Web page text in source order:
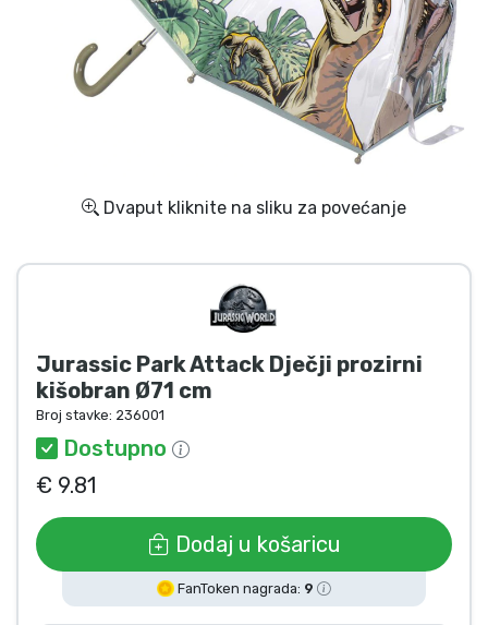
Dvaput kliknite na sliku za povećanje
Jurassic Park Attack Dječji prozirni
kišobran Ø71 cm
Broj stavke: 236001
Dostupno
€ 9.81
Dodaj u košaricu
FanToken nagrada: 9
Dostava i plaćanje
TV serija proizvodi
Crtani proizvodi
Anime proizvodi
Sportski proizvodi
Glazbeni proizvodi
Vrste proizvoda
Marke